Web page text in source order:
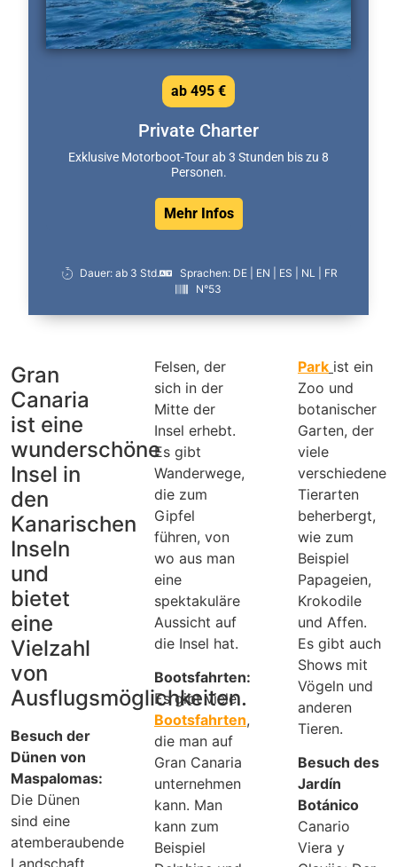
Private Charter
Exklusive Motorboot-Tour ab 3 Stunden bis zu 8
Personen.
Mehr Infos
ab 495 €
Dauer: ab 3 Std.
Sprachen: DE | EN | ES | NL | FR
N°53
Gran
Canaria
ist eine
wunderschöne
Insel in
den
Kanarischen
Inseln
und
bietet
eine
Vielzahl
von
Ausflugsmöglichkeiten.
Besuch der
Dünen von
Maspalomas:
Die Dünen
sind eine
atemberaubende
Landschaft
Felsen, der
sich in der
Mitte der
Insel erhebt.
Es gibt
Wanderwege,
die zum
Gipfel
führen, von
wo aus man
eine
spektakuläre
Aussicht auf
die Insel hat.
Bootsfahrten:
Es gibt viele
Bootsfahrten,
die man auf
Gran Canaria
unternehmen
kann. Man
kann zum
Beispiel
Park ist ein
Zoo und
botanischer
Garten, der
viele
verschiedene
Tierarten
beherbergt,
wie zum
Beispiel
Papageien,
Krokodile
und Affen.
Es gibt auch
Shows mit
Vögeln und
anderen
Tieren.
Besuch des
Jardín
Botánico
Canario
Viera y